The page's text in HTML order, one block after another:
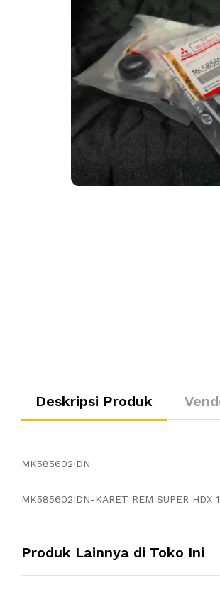
Deskripsi Produk
MK585602IDN
MK585602IDN-KARET REM SUPER HDX
Produk Lainnya di Toko Ini